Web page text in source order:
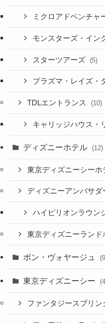
ミクロアドベンチャ
モンスターズ・イン
スターツアーズ (5)
プラズマ・レイズ・
TDLエントランス (10)
キャリッジハウス・
ディズニーホテル (12)
東京ディズニーシーホ
ディズニーアンバサダ
ハイピリオンラウン
東京ディズニーランド
ボン・ヴォヤージュ
東京ディズニーシー
ファンタジースプリン